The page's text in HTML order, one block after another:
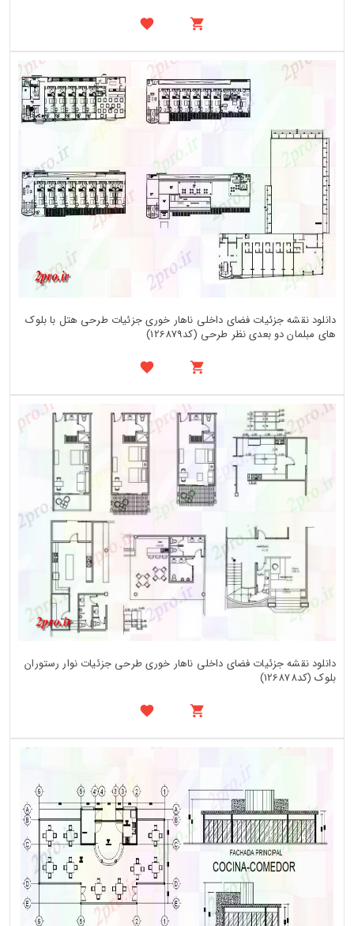
دانلود نقشه جزئیات فضای داخلی ناهار خوری جزئیات طرحی هتل با بلوک
های مبلمان دو بعدی نظر طرحی (کد126879)
دانلود نقشه جزئیات فضای داخلی ناهار خوری طرحی جزئیات نوار رستوران
بلوک (کد126878)